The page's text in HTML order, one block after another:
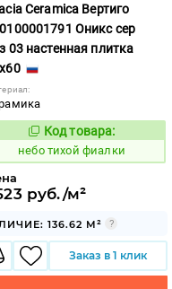
Ceramica Вертиго
Оникс сер
03 настенная плитка
1122114
Код товара:
небо тихой фиалки
руб./м²
136.62 М²
Заказ в 1 клик